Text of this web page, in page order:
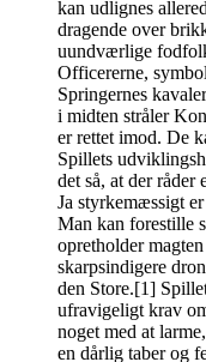
kan udlignes
dragende over
uundværlige
Officererne,
Springernes
i midten stråler
er rettet imod. De
Spillets
det så, at der råder
Ja styrkemæssigt
Man kan forestille
opretholder
skarpsindigere
den Store.[1]
ufravigeligt krav
noget med at
en dårlig taber og